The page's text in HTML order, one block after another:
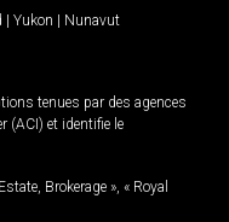
| Yukon | Nunavut
tenues par des agences
(ACI) et identifie le
Brokerage », « Royal